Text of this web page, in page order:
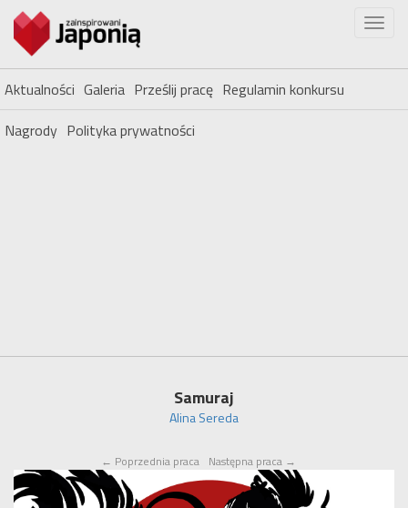
Aktualności Galeria Prześlij pracę Regulamin konkursu
Nagrody Polityka prywatności
Samuraj
Alina Sereda
← Poprzednia praca Następna praca →